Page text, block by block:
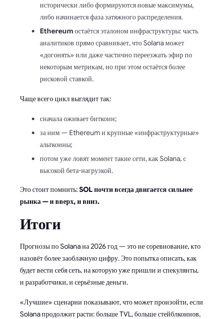
исторически либо формируются новые максимумы,
либо начинается фаза затяжного распределения.
Ethereumостаётся эталоном инфраструктуры: часть
аналитиков прямо сравнивает, что Solana может
«догонять» или даже частично переезжать эфир по
некоторым метрикам, но при этом остаётся более
рисковой ставкой.
Чаще всего цикл выглядит так:
сначала оживает биткоин;
за ним — Ethereum и крупные «инфраструктурные»
альткоины;
потом уже ловят момент такие сети, как Solana, с
высокой бета-нагрузкой.
Это стоит помнить:SOL почти всегда двигается сильнее
рынка — и вверх, и вниз.
Итоги
Прогнозы по Solana на 2026 год — это не соревнование, кто
назовёт более заоблачную цифру. Это попытка описать, как
будет вести себя сеть, на которую уже пришли и спекулянты,
и разработчики, и серьёзные деньги.
«Лучшие» сценарии показывают, что может произойти, если
Solana продолжит расти: больше TVL, больше стейблкоинов,